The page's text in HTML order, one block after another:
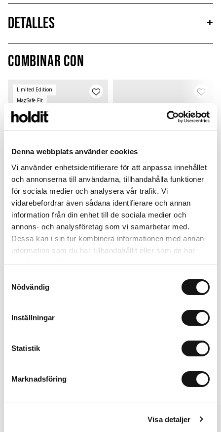
Denna webbplats använder cookies
Vi använder enhetsidentifierare för att anpassa innehållet
och annonserna till användarna, tillhandahålla funktioner
för sociala medier och analysera vår trafik. Vi
vidarebefordrar även sådana identifierare och annan
information från din enhet till de sociala medier och
annons- och analysföretag som vi samarbetar med.
Dessa kan i sin tur kombinera informationen med annan
information som du har tillhandahållit eller som de har
samlat in när du har använt deras tjänster.
Nödvändig
Inställningar
Statistik
Marknadsföring
Visa detaljer
Detalles
+
Combinar con
Limited Edition
MagSafe Fit
Card Holder
Black Crinkle
Magsafe Compatible
299 SEK
+
Silicone Case
Black
Airpods 4
149 SEK
+
Añadir al carrito
Alternativas